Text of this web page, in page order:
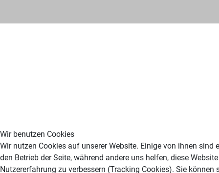
Wir benutzen Cookies
Wir nutzen Cookies auf unserer Website. Einige von ihnen sind
den Betrieb der Seite, während andere uns helfen, diese
Nutzererfahrung zu verbessern (Tracking Cookies). Sie können